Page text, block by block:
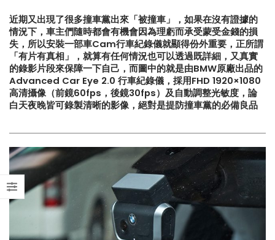
近期又出現了很多撞車黨出來「被撞車」，如果在沒有證據的
情況下，車主們隨時都會有機會因為理虧而承受蒙受金錢的損
失，所以安裝一部車Cam行車紀錄儀就顯得份外重要，正所謂
「有片有真相」，就算有任何情況也可以透過既詳細，又真實
的錄影片段來保障一下自己，而圖中的就是由BMW原廠出品的
Advanced Car Eye 2.0 行車紀錄儀，採用FHD 1920×1080
高清攝像（前鏡60fps，後鏡30fps）及自動調整光敏度，論
白天夜晚皆可錄製清晰的影像，絕對是提防撞車黨的必備良品
【再向經典致敬!! Suzuki Jimny
XL化身迷你G-Class】
【打造一部更簡潔有力的Honda
【真正碳為觀止!! McLaren
720S升級攻略】
【不能錯過的最新升級改
Instagram Reels】